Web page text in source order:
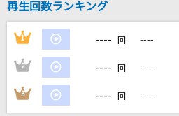
西野カナ
カラオケ最新情報を
再生回数ランキング
1 ---- 回 ----
2 ---- 回 ----
3 ---- 回 ----